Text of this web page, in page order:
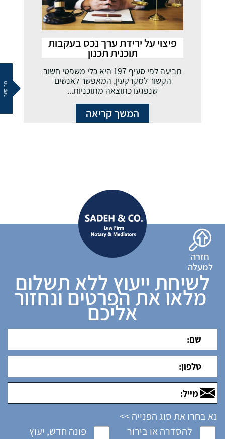
צור קשר
פיצוי על ירידת ערך נכס בעקבות
תוכנית תכנון
תביעה לפי סעיף 197 היא כלי משפטי חשוב
הקשור למקרקעין, המאפשר לאנשים
שנפגעו כתוצאה מתוכניות...
המשך קריאה
חזרה
למעלה
לשיחת ייעוץ ללא תשלום
מלאו את הפרטים ונחזור
אליכם
נא בחרו את סוג הפנייה >>
להסדרה או בירור
פונה חדש, יעוץ